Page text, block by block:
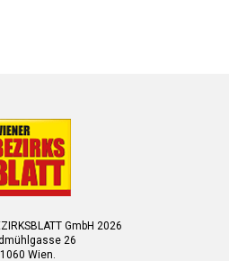
GmbH 2026
26
1060 Wien.